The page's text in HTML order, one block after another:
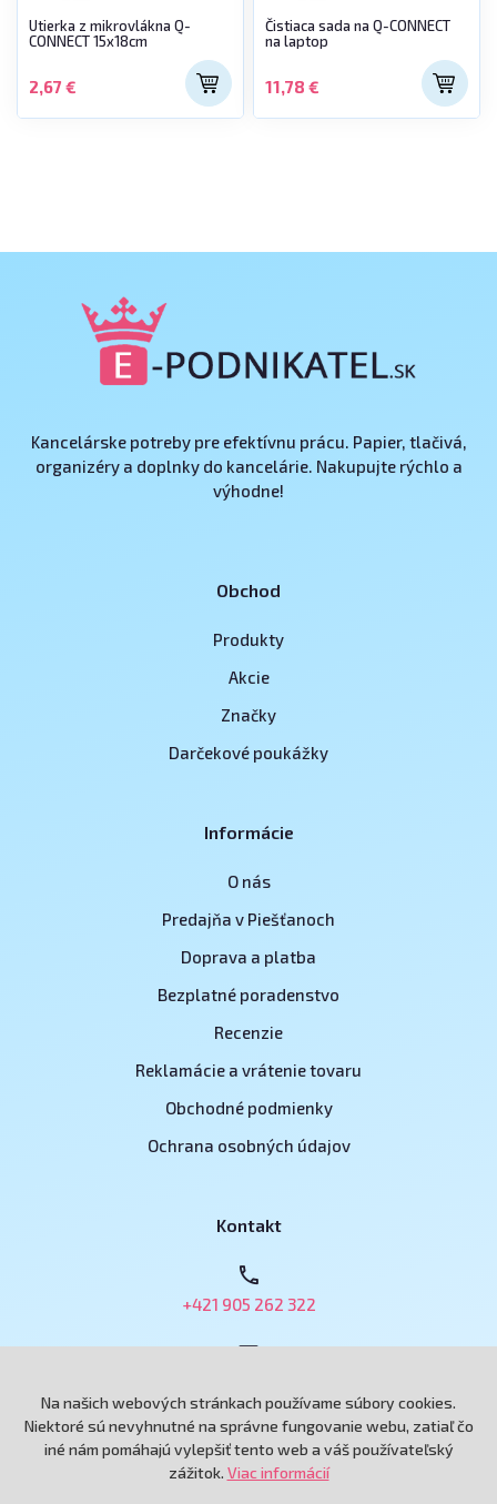
Utierka z mikrovlákna Q-
CONNECT 15x18cm
2,67 €
Čistiaca sada na Q-CONNECT
na laptop
11,78 €
Kancelárske potreby pre efektívnu prácu. Papier, tlačivá,
organizéry a doplnky do kancelárie. Nakupujte rýchlo a
výhodne!
Obchod
Produkty
Akcie
Značky
Darčekové poukážky
Informácie
O nás
Predajňa v Piešťanoch
Doprava a platba
Bezplatné poradenstvo
Recenzie
Reklamácie a vrátenie tovaru
Obchodné podmienky
Ochrana osobných údajov
Kontakt
+421 905 262 322
Grand Royal, spol. s r.o.
Andreja Hlinku 6433/115
Na našich webových stránkach používame súbory cookies.
Niektoré sú nevyhnutné na správne fungovanie webu, zatiaľ čo
iné nám pomáhajú vylepšiť tento web a váš používateľský
zážitok. Viac informácií